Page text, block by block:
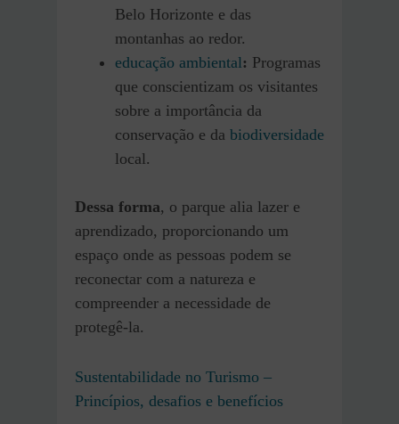
Belo Horizonte e das
montanhas ao redor.
educação ambiental: Programas
que conscientizam os visitantes
sobre a importância da
conservação e da biodiversidade
local.
Dessa forma, o parque alia lazer e
aprendizado, proporcionando um
espaço onde as pessoas podem se
reconectar com a natureza e
compreender a necessidade de
protegê-la.
Sustentabilidade no Turismo –
Princípios, desafios e benefícios